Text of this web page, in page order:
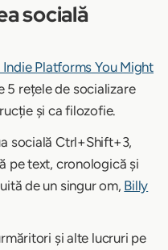
socială
Platforms You Might
5 rețele de socializare
și ca filozofie.
socială Ctrl+Shift+3,
pe text, cronologică și
de un singur om, Billy
și alte lucruri pe